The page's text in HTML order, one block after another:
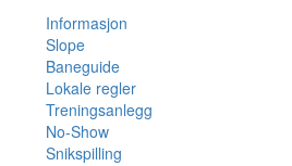
Informasjon
Slope
Baneguide
Lokale regler
Treningsanlegg
No-Show
Snikspilling